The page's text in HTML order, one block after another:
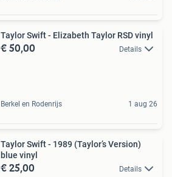
Taylor Swift - Elizabeth Taylor RSD vinyl
€ 50,00 Details
Berkel en Rodenrijs 1 aug 26
Taylor Swift - 1989 (Taylor’s Version)
blue vinyl
€ 25,00 Details